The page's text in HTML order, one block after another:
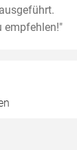
empfehlen!"